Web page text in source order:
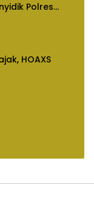
Polres
HOAXS